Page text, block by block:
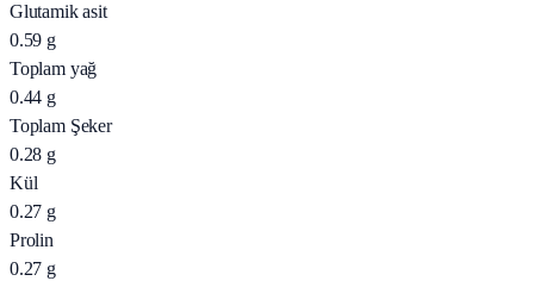
Glutamik asit
0.59 g
Toplam yağ
0.44 g
Toplam Şeker
0.28 g
Kül
0.27 g
Prolin
0.27 g